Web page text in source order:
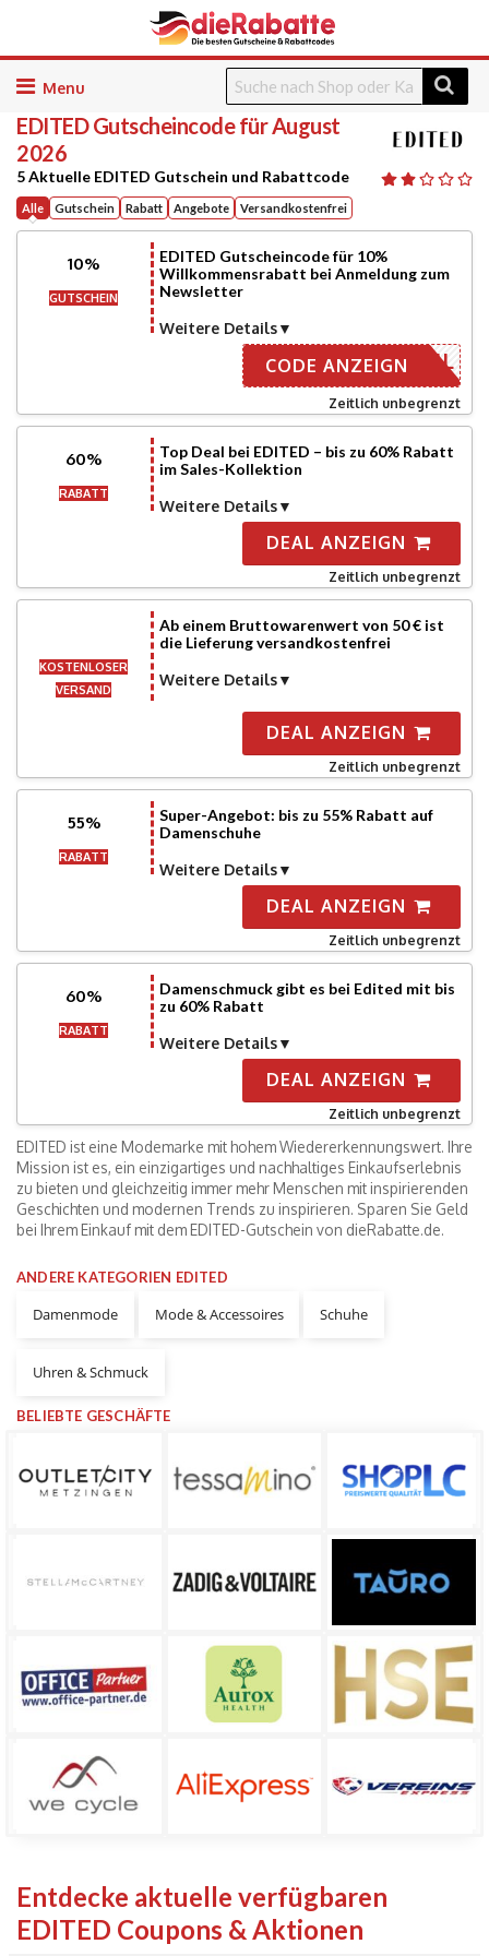
Skip
content
EDITEDGutscheincode für August
2026
5 Aktuelle EDITED Gutschein und Rabattcode
Alle Gutschein Rabatt Angebote Versandkostenfrei
10%
GUTSCHEIN
EDITED Gutscheincode für 10%
Willkommensrabatt bei Anmeldung zum
Newsletter
Weitere Details
R E-MAIL
CODE ANZEIGN
Zeitlich unbegrenzt
60%
RABATT
Top Deal bei EDITED – bis zu 60% Rabatt
im Sales-Kollektion
Weitere Details
DEAL ANZEIGN
Zeitlich unbegrenzt
KOSTENLOSER
VERSAND
Ab einem Bruttowarenwert von 50 € ist
die Lieferung versandkostenfrei
Weitere Details
DEAL ANZEIGN
Zeitlich unbegrenzt
55%
RABATT
Super-Angebot: bis zu 55% Rabatt auf
Damenschuhe
Weitere Details
DEAL ANZEIGN
Zeitlich unbegrenzt
60%
RABATT
Damenschmuck gibt es bei Edited mit bis
zu 60% Rabatt
Weitere Details
DEAL ANZEIGN
Zeitlich unbegrenzt
EDITED ist eine Modemarke mit hohem Wiedererkennungswert. Ihre
Mission ist es, ein einzigartiges und nachhaltiges Einkaufserlebnis
zu bieten und gleichzeitig immer mehr Menschen mit inspirierenden
Geschichten und modernen Trends zu inspirieren. Sparen Sie Geld
bei Ihrem Einkauf mit dem EDITED-Gutschein von dieRabatte.de.
ANDERE KATEGORIEN EDITED
Damenmode Mode & Accessoires Schuhe
Uhren & Schmuck
BELIEBTE GESCHÄFTE
Entdecke aktuelle verfügbaren
EDITED Coupons & Aktionen